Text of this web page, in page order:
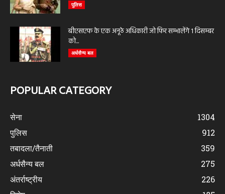
पुलिस
बीएसएफ के एक अनूठे अधिकारी जो फिर सम्भालेंगे 1 दिसम्बर
को...
अर्धसैन्य बल
POPULAR CATEGORY
सेना
1304
पुलिस
912
तबादला/तैनाती
359
अर्धसैन्य बल
275
अंतर्राष्ट्रीय
226